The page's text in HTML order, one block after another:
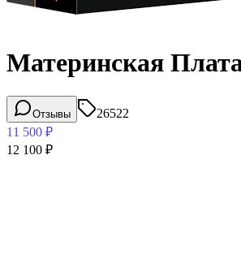
Материнская
Отзывы
26522
11 500 ₽
12 100 ₽